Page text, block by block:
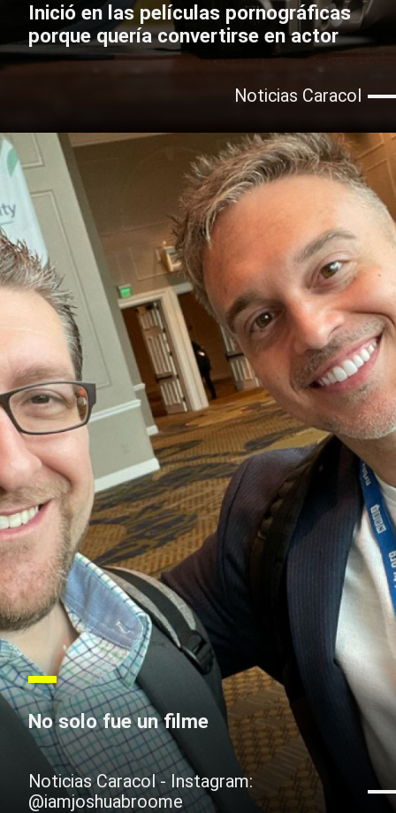
Inició en las películas pornográficas
porque quería convertirse en actor
Noticias Caracol
No solo fue un filme
Noticias Caracol - Instagram:
@iamjoshuabroome